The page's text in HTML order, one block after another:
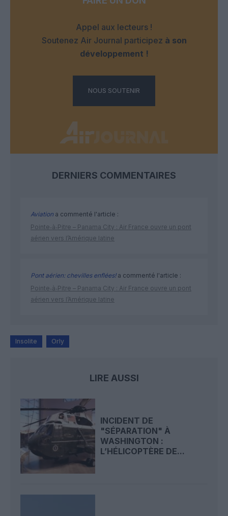
Appel aux lecteurs !
Soutenez Air Journal participez à son
développement !
NOUS SOUTENIR
DERNIERS COMMENTAIRES
Aviation a commenté l'article :
Pointe‑à‑Pitre – Panama City : Air France ouvre un pont
aérien vers l’Amérique latine
Pont aérien: chevilles enflées!a commenté l'article :
Pointe‑à‑Pitre – Panama City : Air France ouvre un pont
aérien vers l’Amérique latine
Insolite Orly
LIRE AUSSI
INCIDENT DE
"SÉPARATION" À
WASHINGTON :
L’HÉLICOPTÈRE DE...